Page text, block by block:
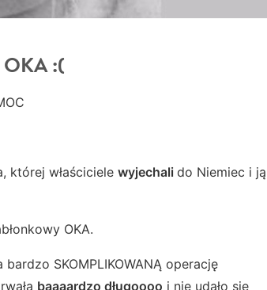
:(
której właściciele wyjechali do Niemiec i ją
OKA.
SKOMPLIKOWANĄ operację
baaaardzo długoooo i nie udało się